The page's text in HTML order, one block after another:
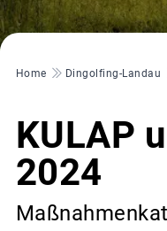
Pfadnavigation
Home Dingolfing-Landau
KULAP
2024